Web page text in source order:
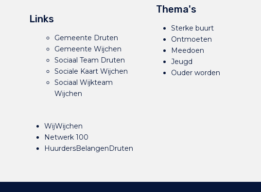
Links
Gemeente Druten
Gemeente Wijchen
Sociaal Team Druten
Sociale Kaart Wijchen
Sociaal Wijkteam
Wijchen
WijWijchen
Netwerk 100
HuurdersBelangenDruten
Thema's
Sterke buurt
Ontmoeten
Meedoen
Jeugd
Ouder worden